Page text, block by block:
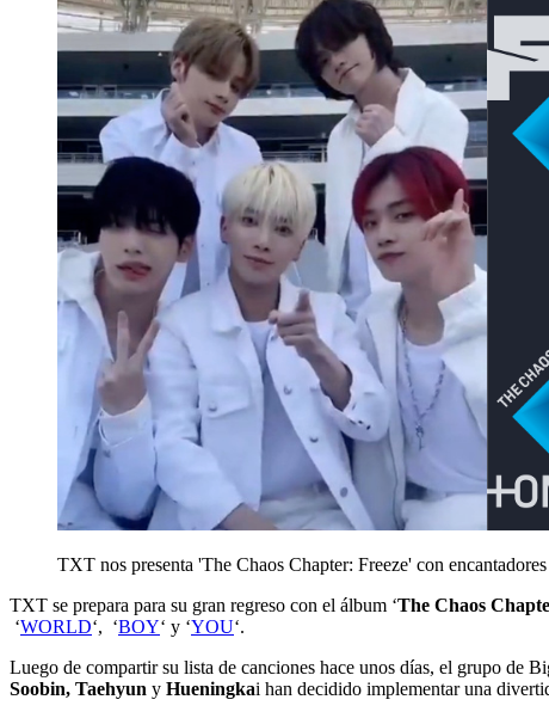
TXT nos presenta 'The Chaos Chapter: Freeze' con
TXT se prepara para su gran regreso con el álbum ‘The Chaos
‘WORLD‘, ‘BOY‘ y ‘YOU‘.
Luego de compartir su lista de canciones hace unos días, el grupo de
Soobin, Taehyun y Hueningkai han decidido implementar una